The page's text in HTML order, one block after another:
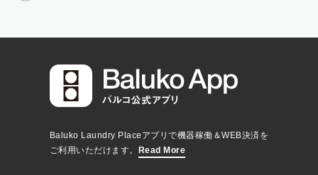
Baluko Laundry Placeアプリで機器稼働＆WEB決済を
ご利用いただけます。 Read More